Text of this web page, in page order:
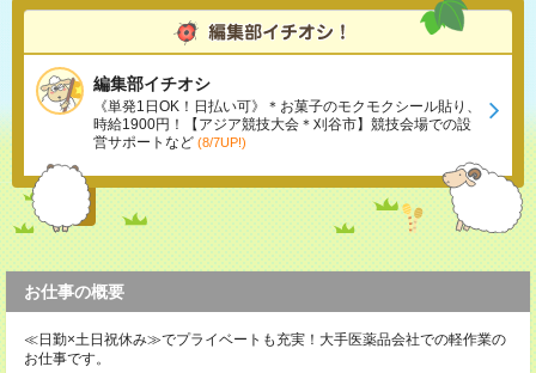
編集部イチオシ
《単発1日OK！日払い可》＊お菓子のモクモクシール貼り、
時給1900円！【アジア競技大会＊刈谷市】競技会場での設
営サポートなど (8/7UP!)
お仕事の概要
≪日勤×土日祝休み≫でプライベートも充実！大手医薬品会社での軽作業の
お仕事です。